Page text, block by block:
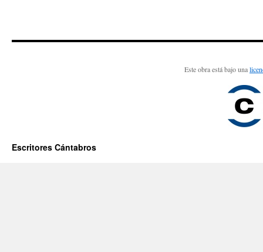
Este obra está bajo una
Escritores Cántabros